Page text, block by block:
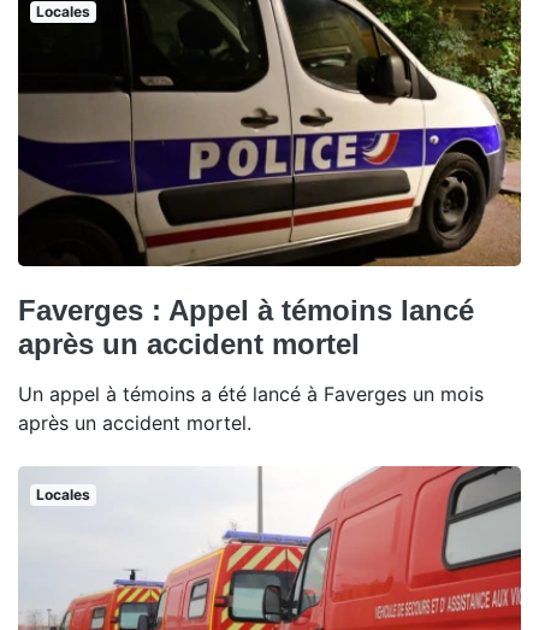
Locales
Faverges : Appel à témoins lancé
après un accident mortel
Un appel à témoins a été lancé à Faverges un mois
après un accident mortel.
Locales